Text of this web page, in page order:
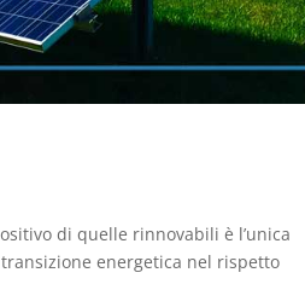
di quelle rinnovabili è l’unica
energetica nel rispetto